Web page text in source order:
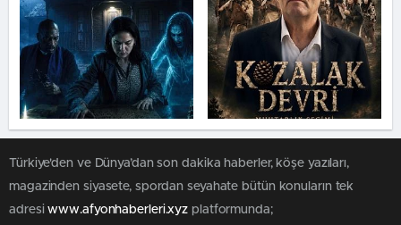
Türkiye'den ve Dünya’dan son dakika haberler, köşe yazıları,
magazinden siyasete, spordan seyahate bütün konuların tek
adresiwww.afyonhaberleri.xyz platformunda;